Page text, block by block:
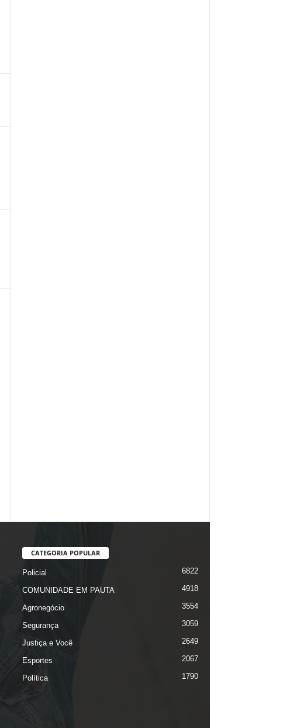
CATEGORIA POPULAR
Policial 6822
COMUNIDADE EM PAUTA 4918
Agronegócio 3554
Segurança 3059
Justiça e Você 2649
Esportes 2067
Política 1790